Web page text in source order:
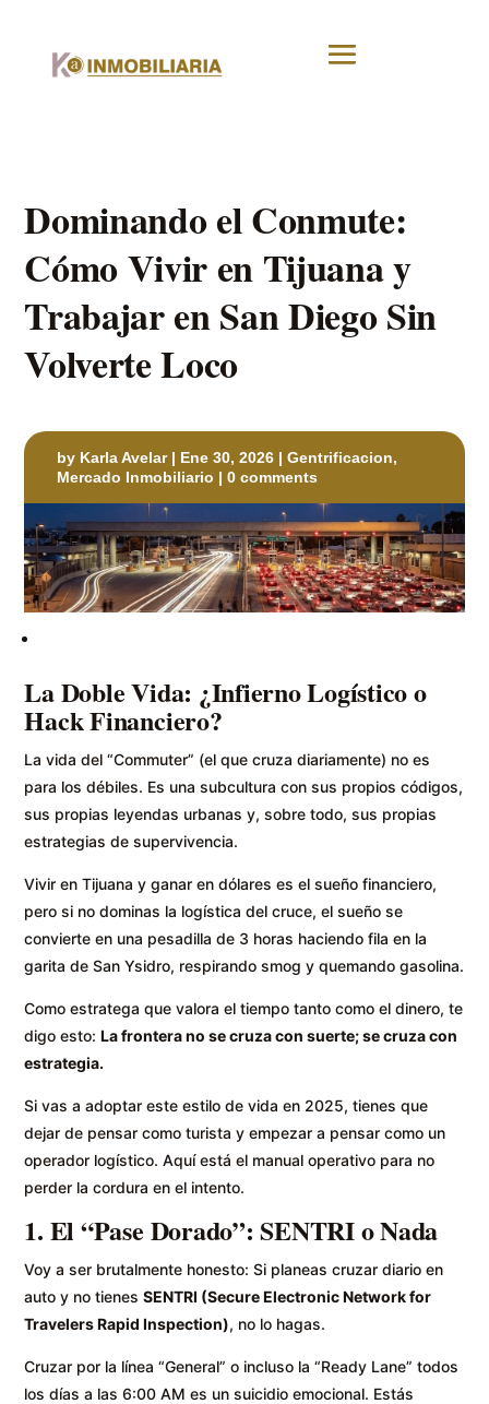
Dominando el Conmute:
Cómo Vivir en Tijuana y
Trabajar en San Diego Sin
Volverte Loco
by Karla Avelar| Ene 30, 2026 |Gentrificacion,
Mercado Inmobiliario |0 comments
La Doble Vida: ¿Infierno Logístico o
Hack Financiero?
La vida del “Commuter” (el que cruza diariamente) no es
para los débiles. Es una subcultura con sus propios códigos,
sus propias leyendas urbanas y, sobre todo, sus propias
estrategias de supervivencia.
Vivir en Tijuana y ganar en dólares es el sueño financiero,
pero si no dominas la logística del cruce, el sueño se
convierte en una pesadilla de 3 horas haciendo fila en la
garita de San Ysidro, respirando smog y quemando gasolina.
Como estratega que valora el tiempo tanto como el dinero, te
digo esto:La frontera no se cruza con suerte; se cruza con
estrategia.
Si vas a adoptar este estilo de vida en 2025, tienes que
dejar de pensar como turista y empezar a pensar como un
operador logístico. Aquí está el manual operativo para no
perder la cordura en el intento.
1. El “Pase Dorado”: SENTRI o Nada
Voy a ser brutalmente honesto: Si planeas cruzar diario en
auto y no tienesSENTRI (Secure Electronic Network for
Travelers Rapid Inspection), no lo hagas.
Cruzar por la línea “General” o incluso la “Ready Lane” todos
los días a las 6:00 AM es un suicidio emocional. Estás